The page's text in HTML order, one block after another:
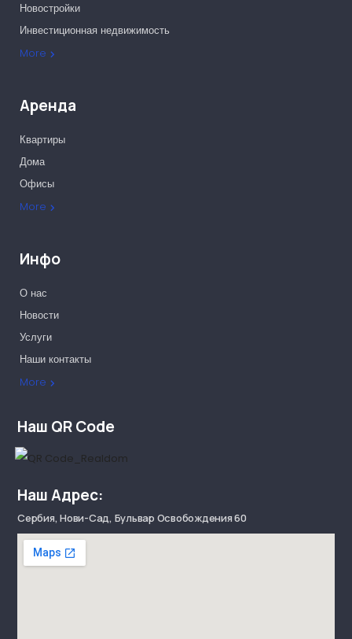
More
Новостройки
Инвестиционная недвижимость
Офисы
Аренда
More
Квартиры
Дома
Офисы
Инфо
More
О нас
Новости
Услуги
Наши контакты
Наши партнеры
Наш QR Code
Наш Адрес:
Сербия, Нови-Сад, Бульвар Освобождения 60